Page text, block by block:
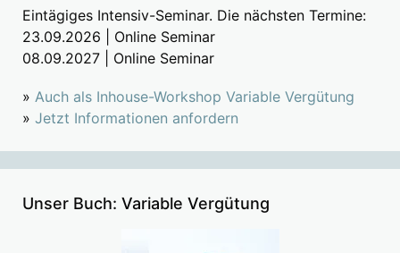
Eintägiges Intensiv-Seminar. Die nächsten Termine:
23.09.2026 | Online Seminar
08.09.2027 | Online Seminar
» Auch als Inhouse-Workshop Variable Vergütung
» Jetzt Informationen anfordern
Unser Buch: Variable Vergütung